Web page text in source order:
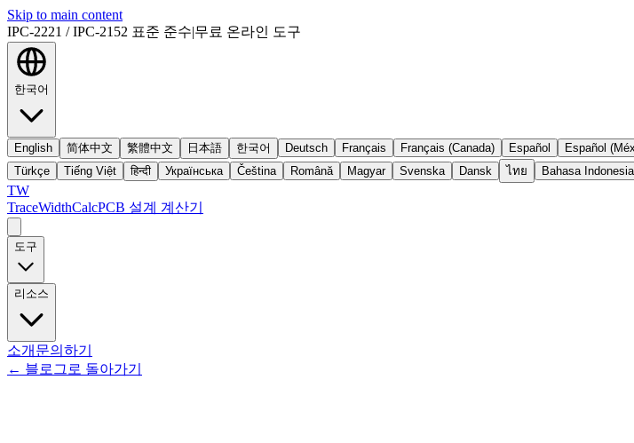
Skip to main content
IPC-2221 / IPC-2152 표준 준수|무료 온라인 도구
한국어
English 简体中文 繁體中文 日本語 한국어 Deutsch Français Français (Canada) Español Español
Türkçe
Tiếng Việt हिन्दी Українська Čeština Română Magyar Svenska Dansk ไทย Bahasa Indonesia
TW
TraceWidthCalcPCB 설계 계산기
도구
리소스
소개 문의하기
← 블로그로 돌아가기